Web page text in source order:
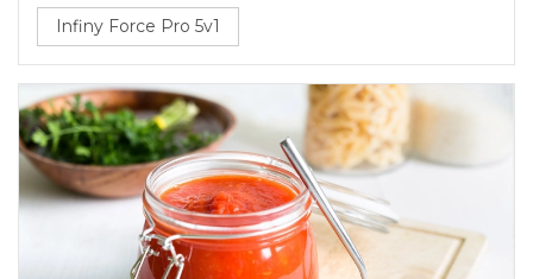
Infiny Force Pro 5v1